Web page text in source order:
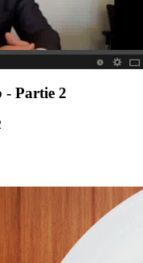
- Partie 2